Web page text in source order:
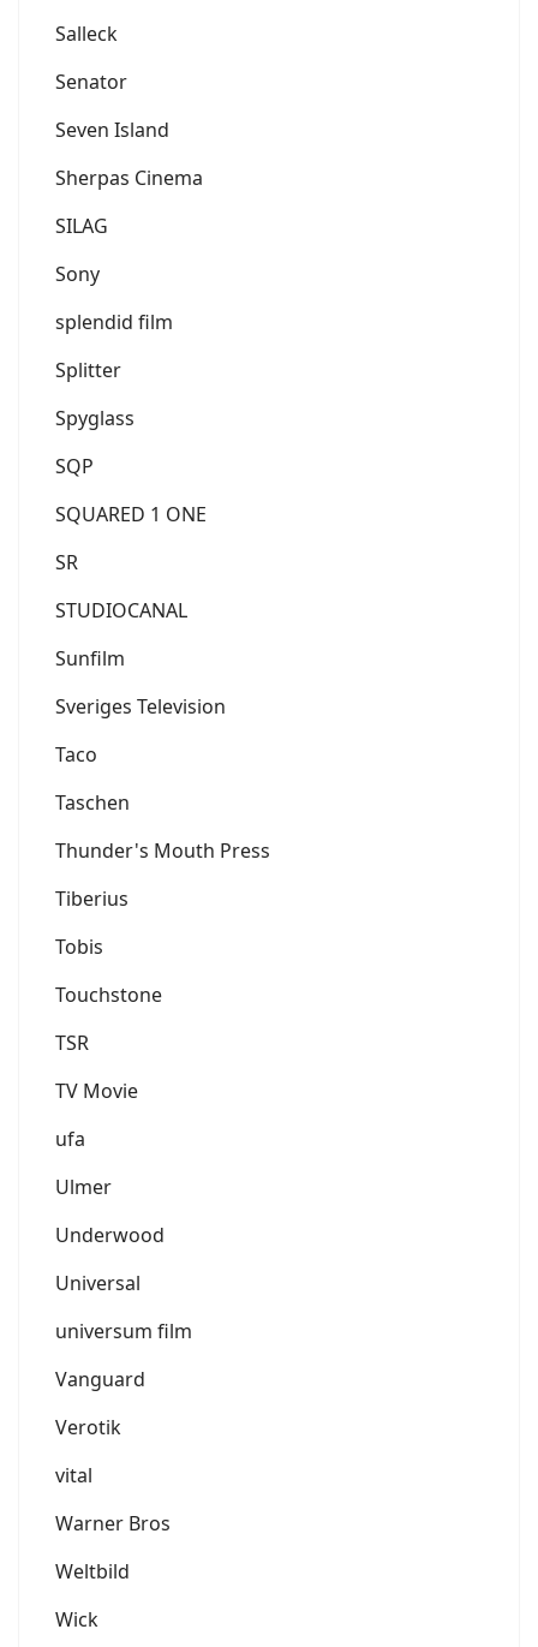
Salleck
Senator
Seven Island
Sherpas Cinema
SILAG
Sony
splendid film
Splitter
Spyglass
SQP
SQUARED 1 ONE
SR
STUDIOCANAL
Sunfilm
Sveriges Television
Taco
Taschen
Thunder's Mouth Press
Tiberius
Tobis
Touchstone
TSR
TV Movie
ufa
Ulmer
Underwood
Universal
universum film
Vanguard
Verotik
vital
Warner Bros
Weltbild
Wick